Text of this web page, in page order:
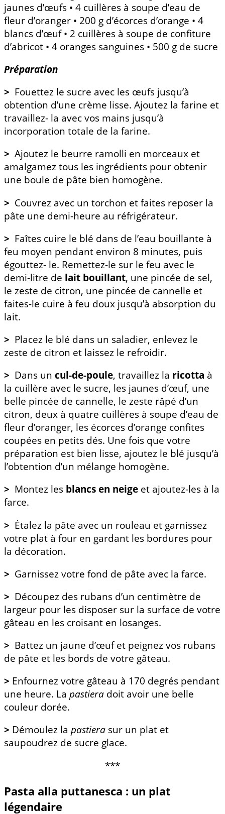
jaunes d’œufs • 4 cuillères à soupe d’eau de
fleur d’oranger • 200 g d’écorces d’orange • 4
blancs d’œuf • 2 cuillères à soupe de confiture
d’abricot • 4 oranges sanguines • 500 g de sucre
Préparation
> Fouettez le sucre avec les œufs jusqu’à
obtention d’une crème lisse. Ajoutez la farine et
travaillez- la avec vos mains jusqu’à
incorporation totale de la farine.
> Ajoutez le beurre ramolli en morceaux et
amalgamez tous les ingrédients pour obtenir
une boule de pâte bien homogène.
> Couvrez avec un torchon et faites reposer la
pâte une demi-heure au réfrigérateur.
> Faîtes cuire le blé dans de l’eau bouillante à
feu moyen pendant environ 8 minutes, puis
égouttez- le. Remettez-le sur le feu avec le
demi-litre de lait bouillant, une pincée de sel,
le zeste de citron, une pincée de cannelle et
faites-le cuire à feu doux jusqu’à absorption du
lait.
> Placez le blé dans un saladier, enlevez le
zeste de citron et laissez le refroidir.
> Dans un cul-de-poule, travaillez la ricotta à
la cuillère avec le sucre, les jaunes d’œuf, une
belle pincée de cannelle, le zeste râpé d’un
citron, deux à quatre cuillères à soupe d’eau de
fleur d’oranger, les écorces d’orange confites
coupées en petits dés. Une fois que votre
préparation est bien lisse, ajoutez le blé jusqu’à
l’obtention d’un mélange homogène.
> Montez les blancs en neige et ajoutez-les à la
farce.
> Étalez la pâte avec un rouleau et garnissez
votre plat à four en gardant les bordures pour
la décoration.
> Garnissez votre fond de pâte avec la farce.
> Découpez des rubans d’un centimètre de
largeur pour les disposer sur la surface de votre
gâteau en les croisant en losanges.
> Battez un jaune d’œuf et peignez vos rubans
de pâte et les bords de votre gâteau.
> Enfournez votre gâteau à 170 degrés pendant
une heure. La pastiera doit avoir une belle
couleur dorée.
> Démoulez la pastiera sur un plat et
saupoudrez de sucre glace.
***
Pasta alla puttanesca : un plat
légendaire